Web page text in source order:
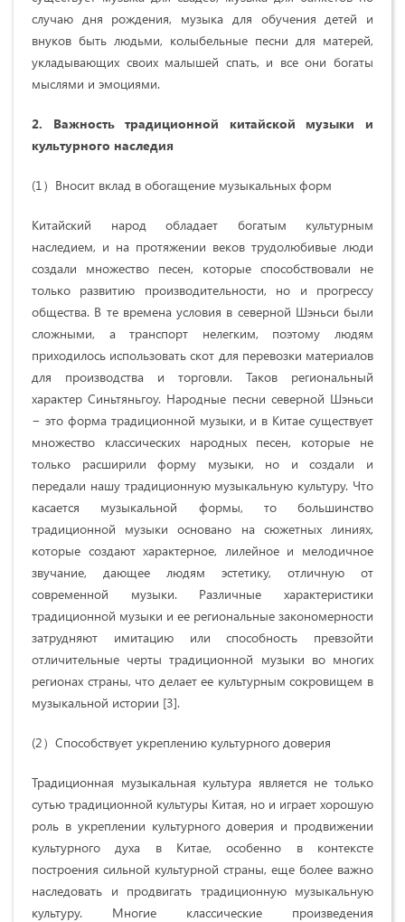
случаю дня рождения, музыка для обучения детей и
внуков быть людьми, колыбельные песни для матерей,
укладывающих своих малышей спать, и все они богаты
мыслями и эмоциями.
2. Важность традиционной китайской музыки и
культурного наследия
(1）Вносит вклад в обогащение музыкальных форм
Китайский народ обладает богатым культурным
наследием, и на протяжении веков трудолюбивые люди
создали множество песен, которые способствовали не
только развитию производительности, но и прогрессу
общества. В те времена условия в северной Шэньси были
сложными, а транспорт нелегким, поэтому людям
приходилось использовать скот для перевозки материалов
для производства и торговли. Таков региональный
характер Синьтяньгоу. Народные песни северной Шэньси
− это форма традиционной музыки, и в Китае существует
множество классических народных песен, которые не
только расширили форму музыки, но и создали и
передали нашу традиционную музыкальную культуру. Что
касается музыкальной формы, то большинство
традиционной музыки основано на сюжетных линиях,
которые создают характерное, лилейное и мелодичное
звучание, дающее людям эстетику, отличную от
современной музыки. Различные характеристики
традиционной музыки и ее региональные закономерности
затрудняют имитацию или способность превзойти
отличительные черты традиционной музыки во многих
регионах страны, что делает ее культурным сокровищем в
музыкальной истории [3].
(2）Способствует укреплению культурного доверия
Традиционная музыкальная культура является не только
сутью традиционной культуры Китая, но и играет хорошую
роль в укреплении культурного доверия и продвижении
культурного духа в Китае, особенно в контексте
построения сильной культурной страны, еще более важно
наследовать и продвигать традиционную музыкальную
культуру. Многие классические произведения